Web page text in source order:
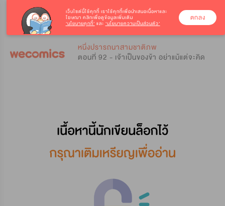
หนึ่งปรารถนาสามชาติภพ
ตอนที่ 92 - เจ้าเป็นของข้า อย่าแม้แต่จะคิด
เว็บไซต์นี้ใช้คุกกี้ เราใช้คุกกี้เพื่อนำเสนอเนื้อหาและ
โฆษณา คลิกเพื่อดูข้อมูลเพิ่มเติม
‘นโยบายคุกกี้’ และ ‘นโยบายความเป็นส่วนตัว’
ตกลง